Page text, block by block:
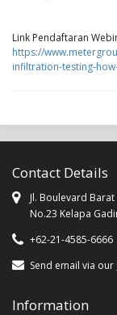
Link Pendaftaran
https://
infiltration-testing-
Contact Details
Jl. Boulevard
No.23 Kelapa
+62-21-4585-6666
Send email via our
Information